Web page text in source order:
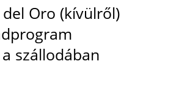
Oro (kívülről)
szállodában